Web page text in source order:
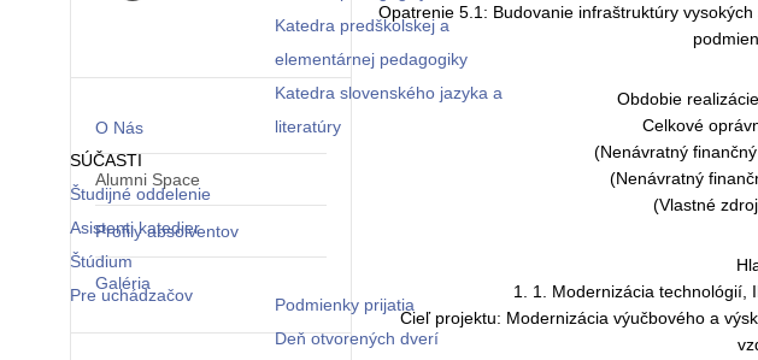
Katedra predškolskej a
elementárnej pedagogiky
Katedra slovenského jazyka a
literatúry
SÚČASTI
Študijné oddelenie
Asistenti katedier
Štúdium
Pre uchádzačov
Podmienky prijatia
Deň otvorených dverí
Opatrenie 5.1: Budovanie infraštruktúry
Obdobie
Celkové
(Nenávratný
(Nenávratný
(Vlastné
1. 1. Modernizácia technológií,
Cieľ projektu: Modernizácia výučbového a
O Nás
Alumni Space
Profily absolventov
Galéria